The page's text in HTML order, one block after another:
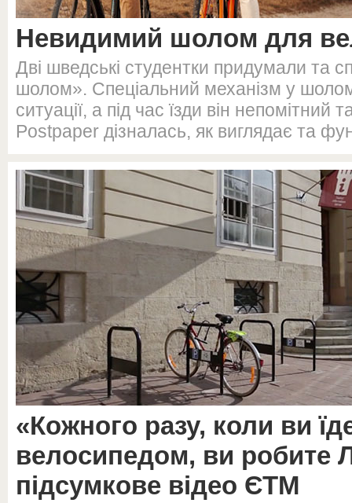
Невидимий шолом для
Дві шведські студентки придумали та
шолом». Спеціальний механізм у
ситуації, а під час їзди він непомітний
Postpaper дізналась, як виглядає та
«Кожного разу, коли ви
велосипедом, ви робите
підсумкове відео ЄТМ